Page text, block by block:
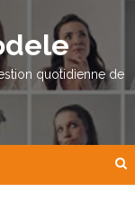
quotidienne de